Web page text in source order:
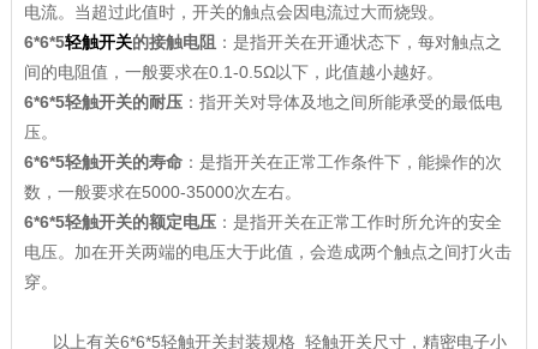
电流。当超过此值时，开关的触点会因电流过大而烧毁。
6*6*5轻触开关的接触电阻 ：是指开关在开通状态下，每对触点之
间的电阻值，一般要求在0.1-0.5Ω以下，此值越小越好。
6*6*5轻触开关的耐压：指开关对导体及地之间所能承受的最低电
压。
6*6*5轻触开关的寿命：是指开关在正常工作条件下，能操作的次
数，一般要求在5000-35000次左右。
6*6*5轻触开关的额定电压：是指开关在正常工作时所允许的安全
电压。加在开关两端的电压大于此值，会造成两个触点之间打火击
穿。
以上有关6*6*5轻触开关封装规格_轻触开关尺寸，精密电子小